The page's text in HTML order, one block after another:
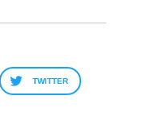
TWITTER